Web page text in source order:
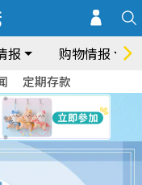
报 购物情报
定期存款